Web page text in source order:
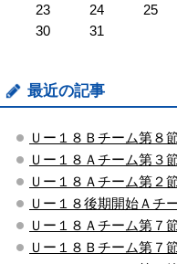
23
24 25
30
31
最近の記事
Ｕー１８Ｂチーム第８
Ｕー１８Ａチーム第３
Ｕー１８Ａチーム第２
Ｕー１８後期開始Ａチ
Ｕー１８Ａチーム第７
Ｕー１８Ｂチーム第７